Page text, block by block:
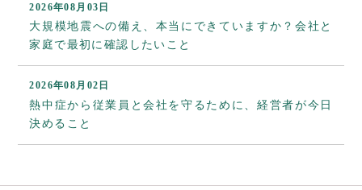
2026年08月03日
大規模地震への備え、本当にできていますか？会社と
家庭で最初に確認したいこと
2026年08月02日
熱中症から従業員と会社を守るために、経営者が今日
決めること